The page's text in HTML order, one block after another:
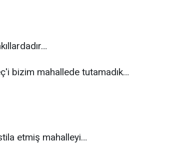
bizim mahallede tutamadık…
etmiş mahalleyi…